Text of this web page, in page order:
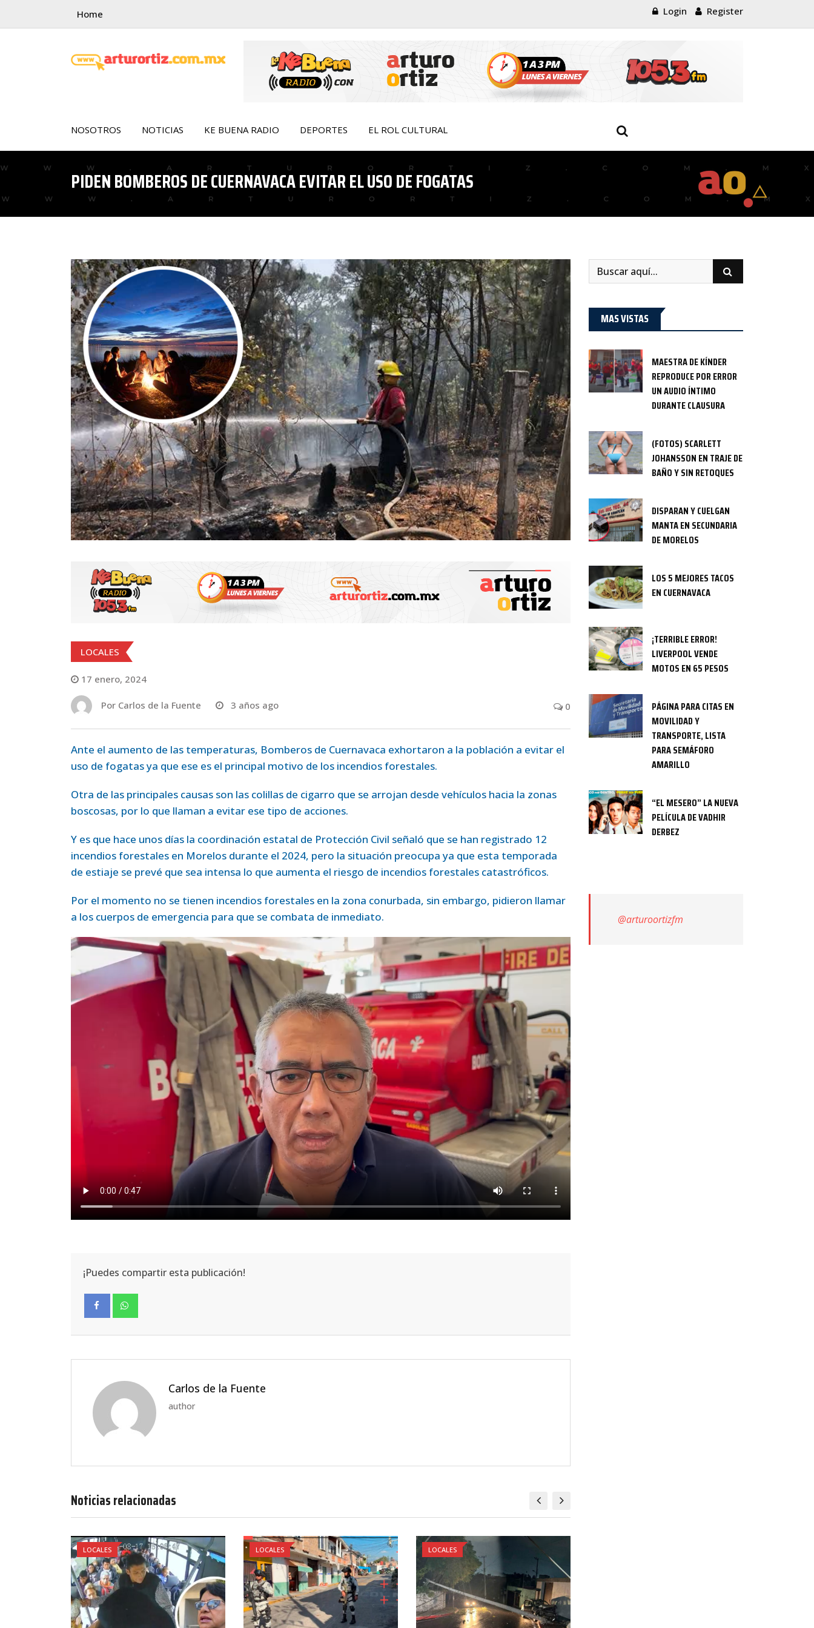
Home Login Register
NOSOTROS NOTICIAS KE BUENA RADIO DEPORTES EL ROL CULTURAL
PIDEN BOMBEROS DE CUERNAVACA EVITAR EL USO DE FOGATAS
LOCALES
17 enero, 2024
Por Carlos de la Fuente 3 años ago 0
Ante el aumento de las temperaturas, Bomberos de Cuernavaca exhortaron a la población a evitar el
uso de fogatas ya que ese es el principal motivo de los incendios forestales.
Otra de las principales causas son las colillas de cigarro que se arrojan desde vehículos hacia la zonas
boscosas, por lo que llaman a evitar ese tipo de acciones.
Y es que hace unos días la coordinación estatal de Protección Civil señaló que se han registrado 12
incendios forestales en Morelos durante el 2024, pero la situación preocupa ya que esta temporada
de estiaje se prevé que sea intensa lo que aumenta el riesgo de incendios forestales catastróficos.
Por el momento no se tienen incendios forestales en la zona conurbada, sin embargo, pidieron llamar
a los cuerpos de emergencia para que se combata de inmediato.
¡Puedes compartir esta publicación!
Carlos de la Fuente
author
Noticias relacionadas
LOCALES LOCALES LOCALES
MAS VISTAS
MAESTRA DE KÍNDER
REPRODUCE POR ERROR
UN AUDIO ÍNTIMO
DURANTE CLAUSURA
(FOTOS) SCARLETT
JOHANSSON EN TRAJE DE
BAÑO Y SIN RETOQUES
DISPARAN Y CUELGAN
MANTA EN SECUNDARIA
DE MORELOS
LOS 5 MEJORES TACOS
EN CUERNAVACA
¡TERRIBLE ERROR!
LIVERPOOL VENDE
MOTOS EN 65 PESOS
PÁGINA PARA CITAS EN
MOVILIDAD Y
TRANSPORTE, LISTA
PARA SEMÁFORO
AMARILLO
“EL MESERO” LA NUEVA
PELÍCULA DE VADHIR
DERBEZ
@arturoortizfm